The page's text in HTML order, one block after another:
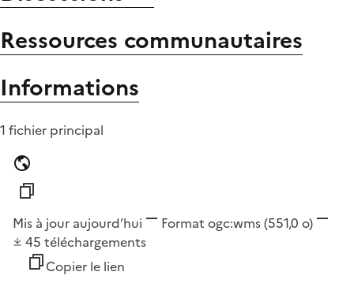
Ressources communautaires
Informations
1 fichier principal
Mis à jour aujourd’hui Format ogc:wms(551,0 o)
45 téléchargements
Copier le lien